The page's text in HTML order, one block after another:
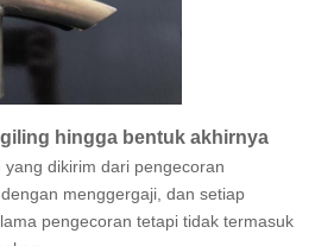
hingga bentuk akhirnya
dikirim dari pengecoran
menggergaji, dan setiap
pengecoran tetapi tidak termasuk